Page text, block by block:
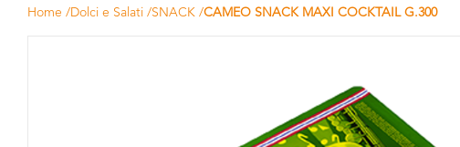
Home /Dolci e Salati /SNACK /CAMEO SNACK MAXI COCKTAIL G.300